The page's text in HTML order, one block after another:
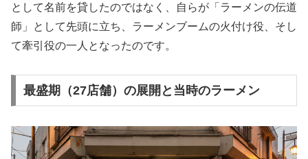
として名前を貸したのではなく、自らが「ラーメンの伝道
師」として先頭に立ち、ラーメンブームの火付け役、そし
て牽引役の一人となったのです。
最盛期（27店舗）の展開と当時のラーメン